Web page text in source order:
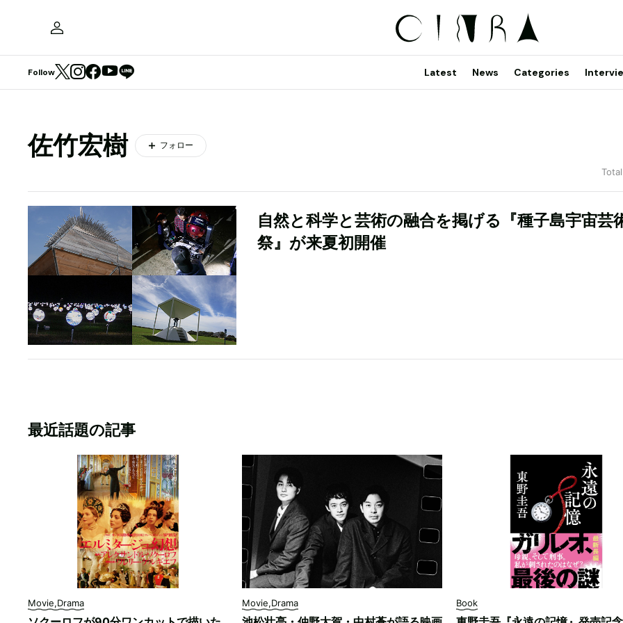
Follow Latest News Categories
佐竹宏樹 フォロー
自然と科学と芸術の融合を掲げる『種子島宇宙芸
祭』が来夏初開催
最近話題の記事
Movie,Drama Movie,Drama Book